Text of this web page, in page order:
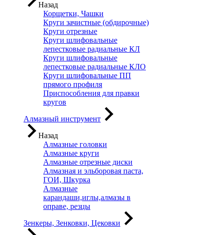
Назад
Корщетки, Чашки
Круги зачистные (обдирочные)
Круги отрезные
Круги шлифовальные
лепестковые радиальные КЛ
Круги шлифовальные
лепестковые радиальные КЛО
Круги шлифовальные ПП
прямого профиля
Приспособления для правки
кругов
Алмазный инструмент
Назад
Алмазные головки
Алмазные круги
Алмазные отрезные диски
Алмазная и эльборовая паста,
ГОИ, Шкурка
Алмазные
карандаши,иглы,алмазы в
оправе, резцы
Зенкеры, Зенковки, Цековки